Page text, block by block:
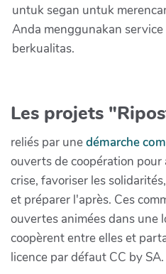
untuk segan untuk
Anda menggunakan
berkualitas.
Les projets
reliés par unedémarche
ouverts de coopération
crise, favoriser les
et préparer l'après. Ces
ouvertes animées dans une
coopèrent entre elles et
licence par défaut CC by SA.